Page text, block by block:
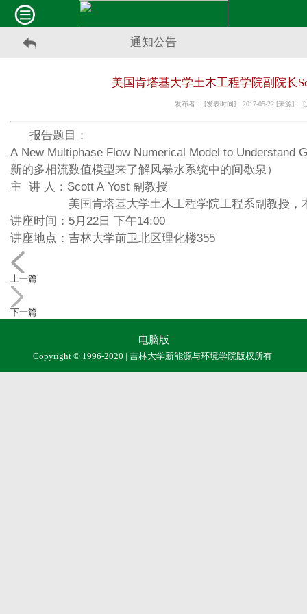
通知公告
美国肯塔基大学土木工程学院副院长
发布者： [发表时间]：2017-05-22 [来源]：
报告题目：
A New Multiphase Flow Numerical Model to Understand
新的多相流数值模型来了解风暴水系统中的间歇泉）
主 讲 人：Scott A Yost 副教授
美国肯塔基大学土木工程学院工程系副教授，本
讲座时间：5月22日 下午14:00
讲座地点：吉林大学前卫北区理化楼355
上一篇
下一篇
电脑版
Copyright © 1996-2020 | 吉林大学新能源与环境学院版权所有